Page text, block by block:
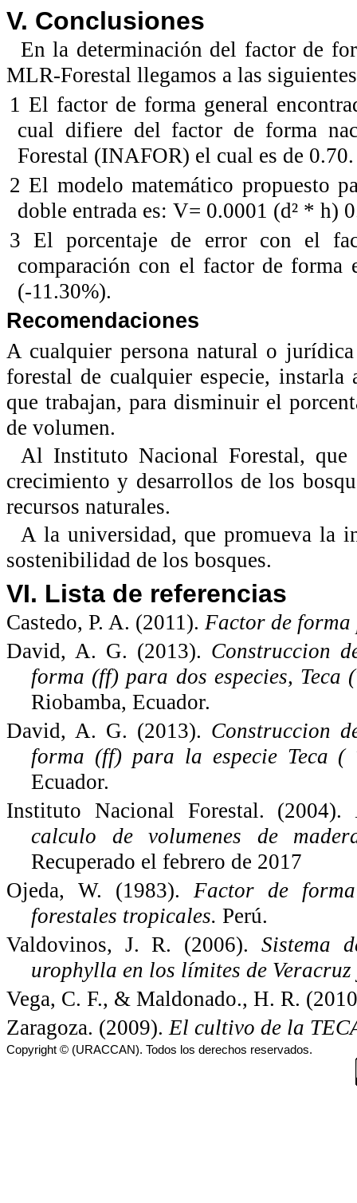
V. Conclusiones
En la determinación del factor de
MLR-Forestal llegamos a las
1 El factor de forma general
cual difiere del factor de forma
Forestal (INAFOR) el cual es de 0.70.
2 El modelo matemático propuesto
doble entrada es: V= 0.0001 (d² * h)
3 El porcentaje de error con el
comparación con el factor de forma
(-11.30%).
Recomendaciones
A cualquier persona natural o
forestal de cualquier especie, instarla
que trabajan, para disminuir el
de volumen.
Al Instituto Nacional Forestal, que
crecimiento y desarrollos de los
recursos naturales.
A la universidad, que promueva la
sostenibilidad de los bosques.
VI. Lista de referencias
Castedo, P. A. (2011). Factor de
David, A. G. (2013). Construccion
forma (ff) para dos especies,
Riobamba, Ecuador.
David, A. G. (2013). Construccion
forma (ff) para la especie Teca (
Ecuador.
Instituto Nacional Forestal. (2004).
calculo de volumenes de
Recuperado el febrero de 2017
Ojeda, W. (1983). Factor de
forestales tropicales. Perú.
Valdovinos, J. R. (2006). Sistema
urophylla en los límites de Veracruz
Vega, C. F., & Maldonado., H. R.
Zaragoza. (2009). El cultivo de la
Copyright © (URACCAN). Todos los derechos reservados.